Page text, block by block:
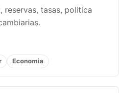
reservas, tasas, politica
Economia